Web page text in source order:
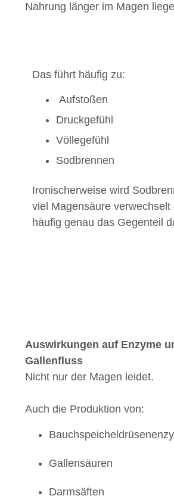
Nahrung länger im Magen
Das führt häufig zu:
Aufstoßen
Druckgefühl
Völlegefühl
Sodbrennen
Ironischerweise wird
viel Magensäure verwechselt
häufig genau das Gegenteil
Auswirkungen auf Enzyme
Gallenfluss
Nicht nur der Magen leidet.
Auch die Produktion von:
Gallensäuren
Darmsäften